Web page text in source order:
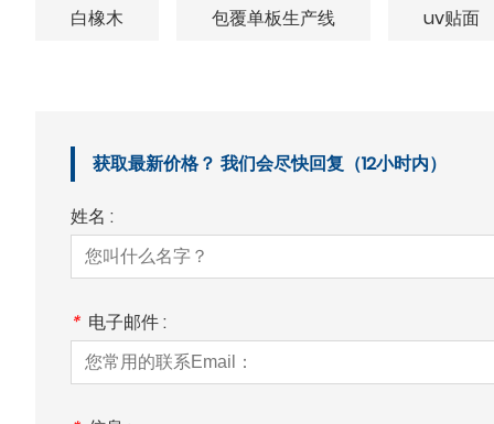
白橡木 包覆单板生产线 uv贴面
获取最新价格？ 我们会尽快回复（12小时内）
姓名 :
* 电子邮件 :